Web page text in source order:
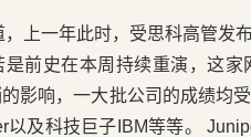
上一年此时，受思科高管发
前史在本周持续重演，这
影响，一大批公司的成绩均
以及科技巨子IBM等等。